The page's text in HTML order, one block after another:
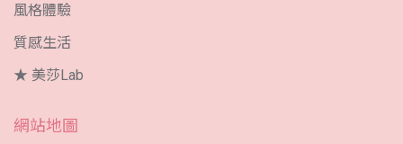
風格體驗
質感生活
★ 美莎Lab
網站地圖